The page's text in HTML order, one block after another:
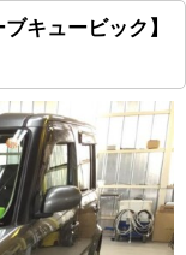
キュービック】